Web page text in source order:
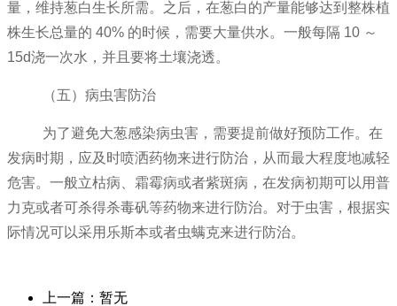
量，维持葱白生长所需。之后，在葱白的产量能够达到整株植
株生长总量的 40% 的时候，需要大量供水。一般每隔 10 ～
15d浇一次水，并且要将土壤浇透。
（五）病虫害防治
为了避免大葱感染病虫害，需要提前做好预防工作。在
发病时期，应及时喷洒药物来进行防治，从而最大程度地减轻
危害。一般立枯病、霜霉病或者紫斑病，在发病初期可以用普
力克或者可杀得杀毒矾等药物来进行防治。对于虫害，根据实
际情况可以采用乐斯本或者虫螨克来进行防治。
上一篇：暂无